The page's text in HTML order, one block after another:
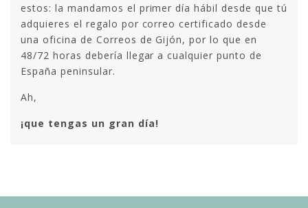
estos: la mandamos el primer día hábil desde que tú
adquieres el regalo por correo certificado desde
una oficina de Correos de Gijón, por lo que en
48/72 horas debería llegar a cualquier punto de
España peninsular.
Ah,
¡que tengas un gran día!